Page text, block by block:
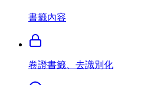
書籤內容
卷證書籤、去識別化